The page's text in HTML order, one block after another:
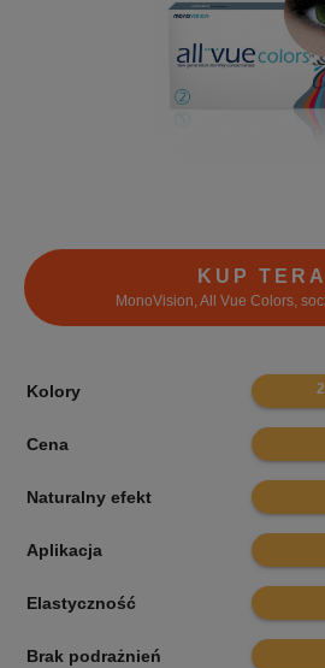
KUP
MonoVision, All Vue Colors,
Kolory 4
Cena 7.8
Naturalny efekt 8.1
Aplikacja 7.5
Elastyczność 7.9
Brak podrażnień 7.8